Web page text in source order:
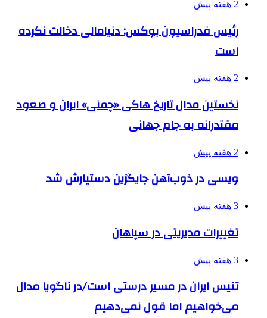
2 هفته پیش
رئیس فدراسیون بوکس: دنیامالی دخالت نکرده
است
2 هفته پیش
نخستین مدال تاریخ هاکی «چمنی» ایران و صعود
مقتدرانه به جام جهانی
2 هفته پیش
ویسی در ذوب‌آهن جایگزین دستیارش شد
3 هفته پیش
تغییرات مدیریتی در سپاهان
3 هفته پیش
تنیس ایران در مسیر درستی است/در ناگویا مدال
می‌خواهیم اما قول نمی‌دهیم